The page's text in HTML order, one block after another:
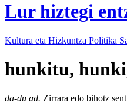
Lur hiztegi
Kultura eta Hizkuntza Politika
hunkitu,
da-du ad. Zirrara edo bihotz